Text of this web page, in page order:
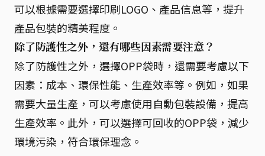
可以根據需要選擇印刷LOGO、產品信息等，提升
產品包裝的精美程度。
除了防護性之外，還有哪些因素需要注意？
除了防護性之外，選擇OPP袋時，還需要考慮以下
因素：成本、環保性能、生產效率等。例如，如果
需要大量生產，可以考慮使用自動包裝設備，提高
生產效率。此外，可以選擇可回收的OPP袋，減少
環境污染，符合環保理念。